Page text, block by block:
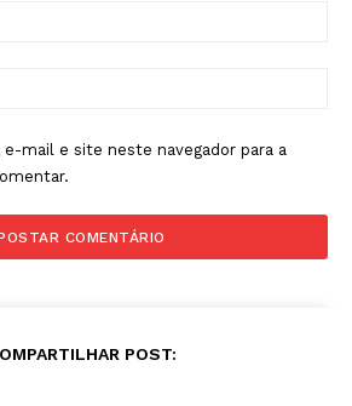
mail e site neste navegador para a
POST: